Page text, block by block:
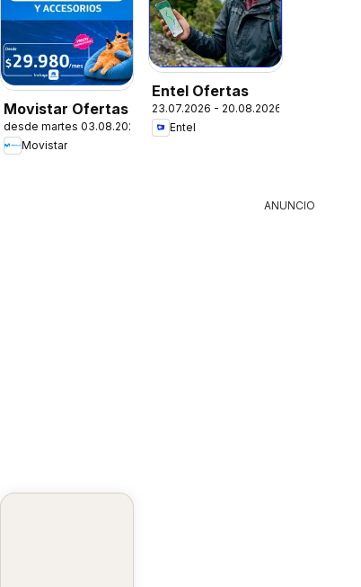
Movistar Ofertas
desde martes 03.08.2026
Movistar
Entel Ofertas
23.07.2026 - 20.08.2026
Entel
ANUNCIO